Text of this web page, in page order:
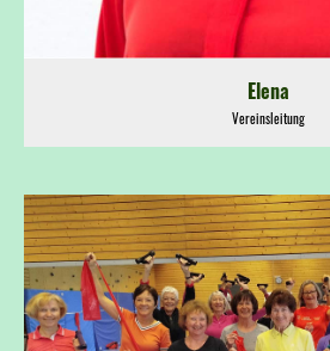
Elena
Vereinsleitung